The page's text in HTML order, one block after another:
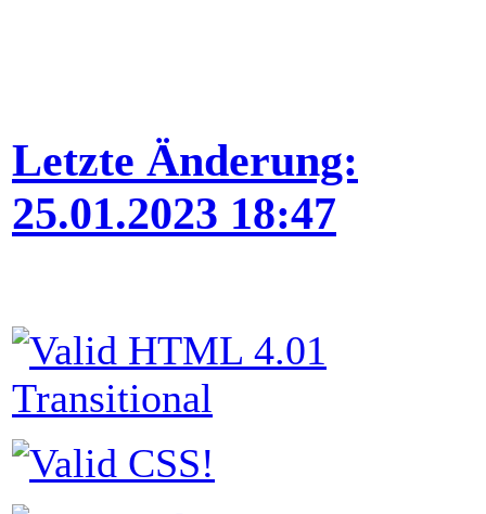
Letzte Änderung:
25.01.2023 18:47